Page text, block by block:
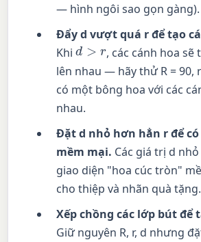
— hình ngôi sao gọn gàng).
Đẩy d vượt quá r để tạo
Khid >r
, các cánh hoa sẽ
lên nhau — hãy thử R = 90,
có một bông hoa với các
nhau.
Đặt d nhỏ hơn hẳn r để
mềm mại. Các giá trị d
giao diện "hoa cúc tròn"
cho thiệp và nhãn quà tặng.
Xếp chồng các lớp bút để
Giữ nguyên R, r, d nhưng